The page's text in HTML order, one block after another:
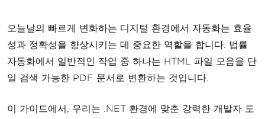
오늘날의 빠르게 변화하는 디지털 환경에서 자동화는 효율
성과 정확성을 향상시키는 데 중요한 역할을 합니다. 법률
자동화에서 일반적인 작업 중 하나는 HTML 파일 모음을 단
일 검색 가능한 PDF 문서로 변환하는 것입니다.
이 가이드에서, 우리는 .NET 환경에 맞춘 강력한 개발자 도